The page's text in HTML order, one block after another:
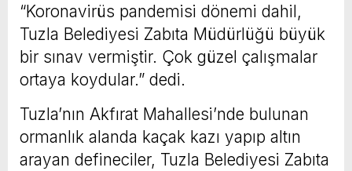
“Koronavirüs pandemisi dönemi dahil,
Tuzla Belediyesi Zabıta Müdürlüğü büyük
bir sınav vermiştir. Çok güzel çalışmalar
ortaya koydular.” dedi.
Tuzla’nın Akfırat Mahallesi’nde bulunan
ormanlık alanda kaçak kazı yapıp altın
arayan defineciler, Tuzla Belediyesi Zabıta